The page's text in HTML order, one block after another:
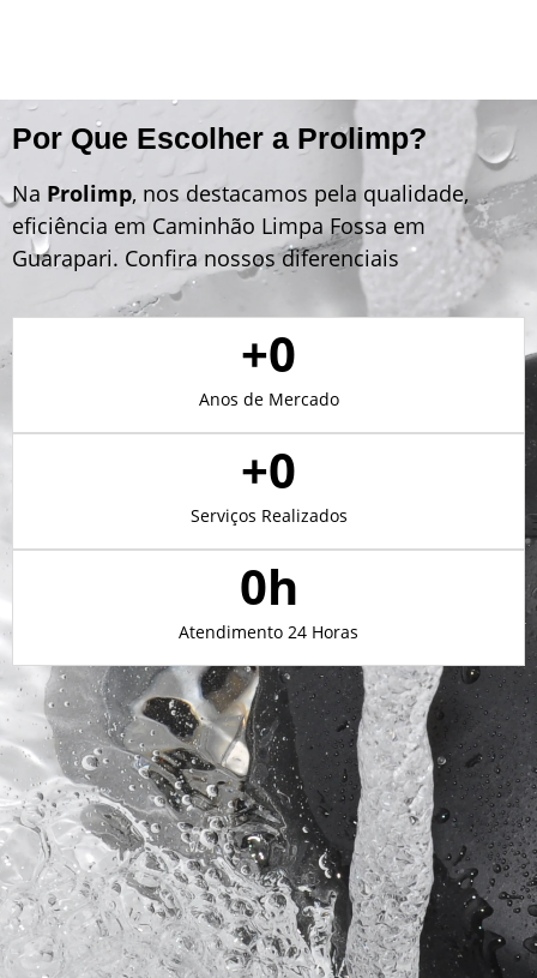
Por Que Escolher a Prolimp?
Na Prolimp, nos destacamos pela qualidade,
eficiência em Caminhão Limpa Fossa em
Guarapari. Confira nossos diferenciais
Anos de Mercado
+0
Serviços Realizados
+0
Atendimento 24 Horas
0h